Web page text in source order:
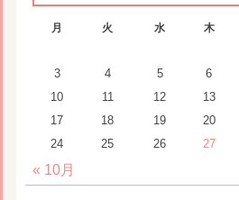
月 火 水 木
« 10月
3
4 5 6
10
11 12 13
17
18 19 20
24
25 26 27